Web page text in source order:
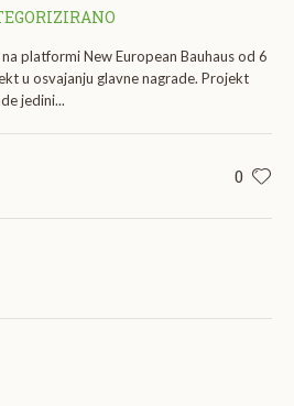
platformi New European Bauhaus od 6
u osvajanju glavne nagrade. Projekt
jedini...
0